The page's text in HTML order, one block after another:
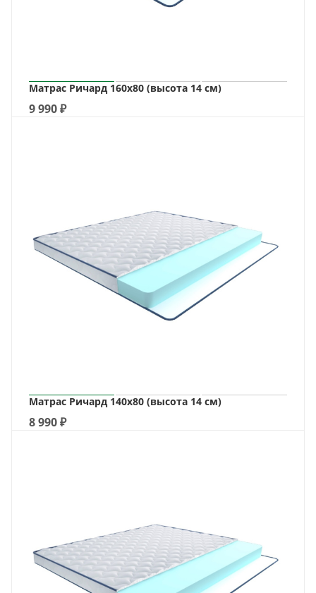
Матрас Ричард 160х80 (высота 14 см)
9 990₽
Матрас Ричард 140х80 (высота 14 см)
8 990₽